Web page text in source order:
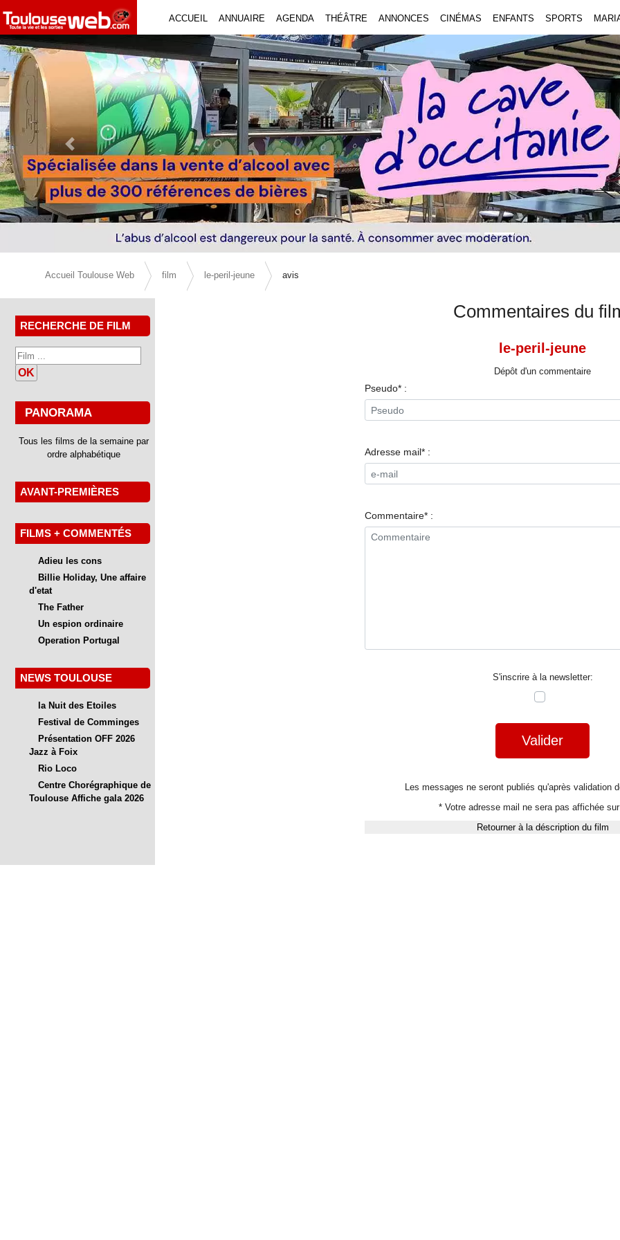
ACCUEIL ANNUAIRE AGENDA THÉÂTRE ANNONCES CINÉMAS ENFANTS SPORTS
Previous Slide
Accueil Toulouse Web film le-peril-jeune avis
RECHERCHE DE FILM
OK
PANORAMA
Tous les films de la semaine par
ordre alphabétique
AVANT-PREMIÈRES
FILMS + COMMENTÉS
Adieu les cons
Billie Holiday, Une affaire
d'etat
The Father
Un espion ordinaire
Operation Portugal
NEWS TOULOUSE
la Nuit des Etoiles
Festival de Comminges
Présentation OFF 2026
Jazz à Foix
Rio Loco
Centre Chorégraphique de
Toulouse Affiche gala 2026
Commentaires du
le-peril-jeune
Dépôt d'un commentaire
Pseudo* :
Adresse mail* :
Commentaire* :
S'inscrire à la newsletter:
Valider
Les messages ne seront publiés qu'après validation
* Votre adresse mail ne sera pas affichée
Retourner à la déscription du film